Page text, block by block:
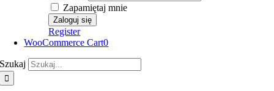
Zapamiętaj mnie
Register
WooCommerce Cart0
Szukaj